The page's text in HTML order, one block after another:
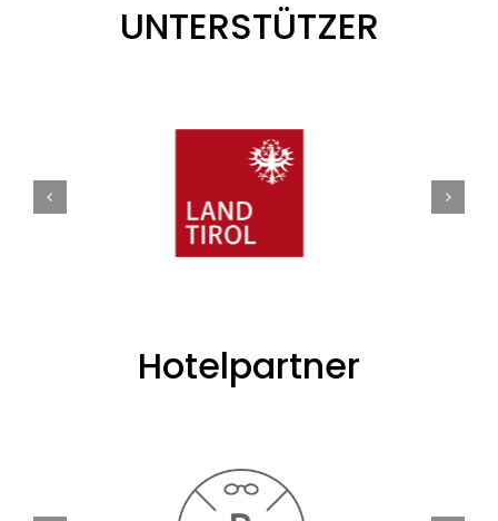
UNTERSTÜTZER
Hotelpartner